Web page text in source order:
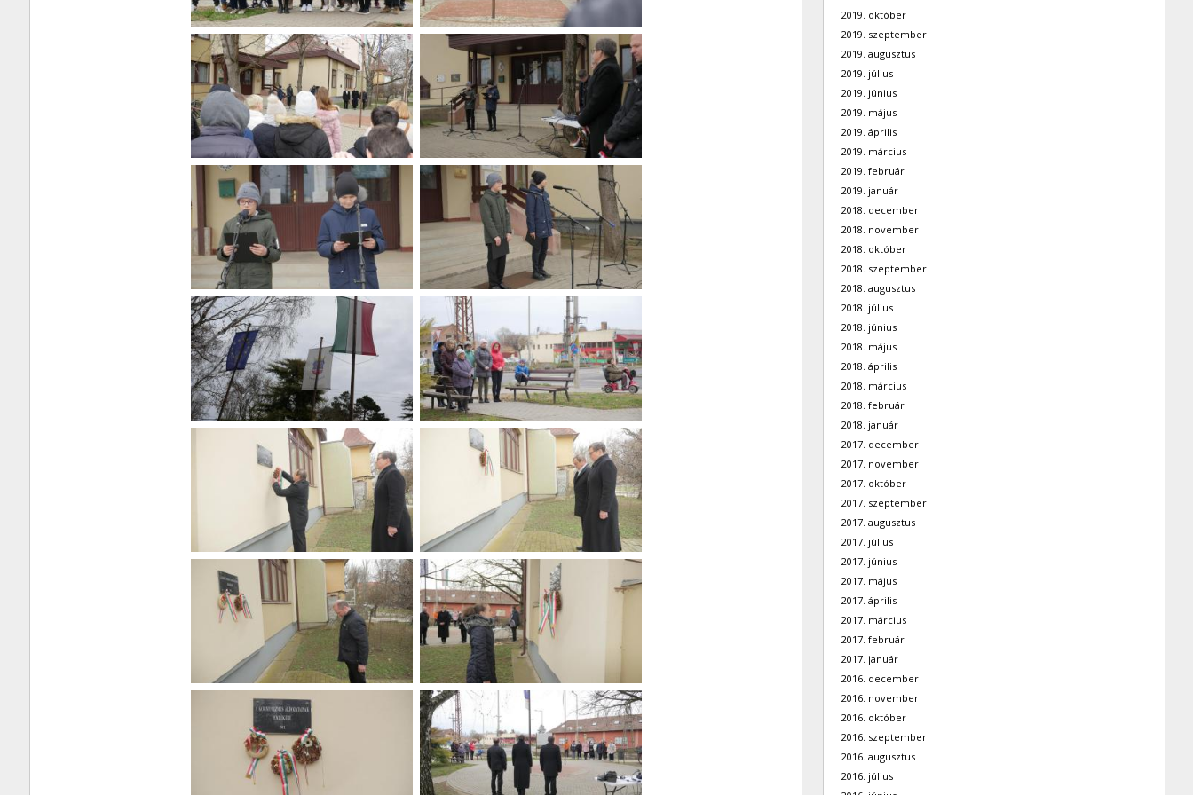
2019. október
2019. szeptember
2019. augusztus
2019. július
2019. június
2019. május
2019. április
2019. március
2019. február
2019. január
2018. december
2018. november
2018. október
2018. szeptember
2018. augusztus
2018. július
2018. június
2018. május
2018. április
2018. március
2018. február
2018. január
2017. december
2017. november
2017. október
2017. szeptember
2017. augusztus
2017. július
2017. június
2017. május
2017. április
2017. március
2017. február
2017. január
2016. december
2016. november
2016. október
2016. szeptember
2016. augusztus
2016. július